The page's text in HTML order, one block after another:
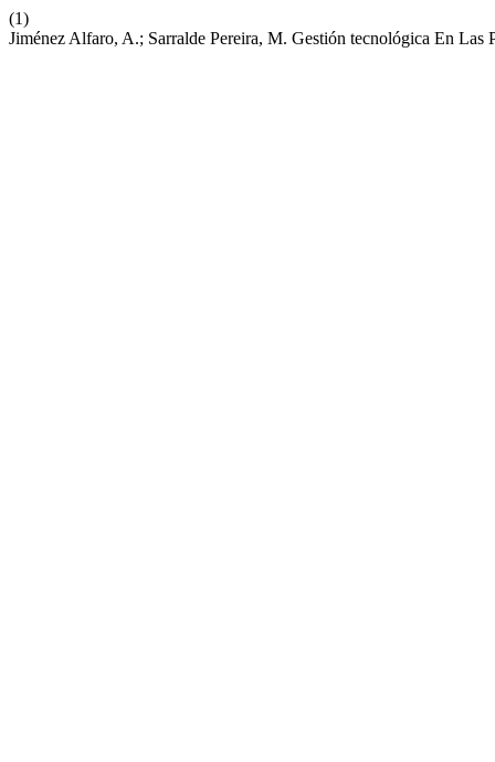
(1)
Jiménez Alfaro, A.; Sarralde Pereira, M. Gestión tecnológica En Las